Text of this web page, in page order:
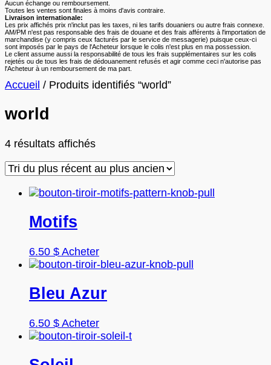
Aucun échange ou remboursement.
Toutes les ventes sont finales à moins d'avis contraire.
Livraison internationale:
Les prix affichés prix n'inclut pas les taxes, ni les tarifs douaniers ou autre frais connexe.
AM/PM n'est pas responsable des frais de douane et des frais afférents à l'importation de
marchandise (y compris ceux facturés par le service de messagerie) puisque ceux-ci
sont imposés par le pays de l'Acheteur lorsque le colis n'est plus en ma possession.
Le client assume aussi la responsabilité de tous les frais supplémentaires sur les colis
rejetés ou de tous les frais de dédouanement refusés et agir comme ceci n'autorise pas
l'Acheteur à un remboursement de ma part.
Accueil / Produits identifiés “world”
world
4 résultats affichésTrié
plus
au
Motifs
6.50 $ Acheter
Bleu Azur
6.50 $ Acheter